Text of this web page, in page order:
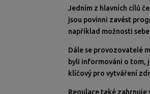
Jedním z hlavních cílů
jsou povinni zavést
například možnosti
Dále se provozovatelé
byli informováni o tom,
klíčový pro vytváření
Regulace také